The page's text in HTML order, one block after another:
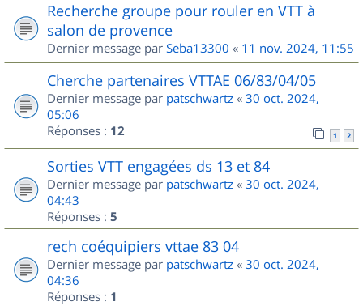
Recherche groupe pour rouler en VTT à
salon de provence
Dernier message par Seba13300 « 11 nov. 2024, 11:55
Cherche partenaires VTTAE 06/83/04/05
Dernier message par patschwartz « 30 oct. 2024,
05:06
Réponses : 12 1 2
Sorties VTT engagées ds 13 et 84
Dernier message par patschwartz « 30 oct. 2024,
04:43
Réponses : 5
rech coéquipiers vttae 83 04
Dernier message par patschwartz « 30 oct. 2024,
04:36
Réponses : 1